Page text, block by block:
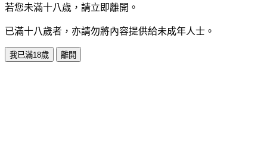
若您未滿十八歲，請立即離開。
已滿十八歲者，亦請勿將內容提供給未成年人士。
我已滿18歲 離開